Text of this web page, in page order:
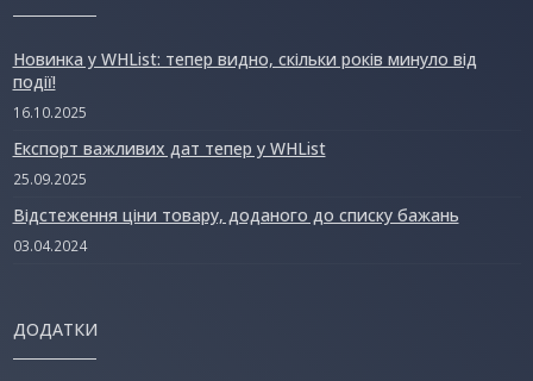
Новинка у WHList: тепер видно, скільки років минуло від
події!
16.10.2025
Експорт важливих дат тепер у WHList
25.09.2025
Відстеження ціни товару, доданого до списку бажань
03.04.2024
ДОДАТКИ